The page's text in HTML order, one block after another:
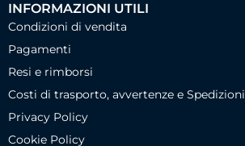
INFORMAZIONI UTILI
Condizioni di vendita
Pagamenti
Resi e rimborsi
Costi di trasporto, avvertenze e Spedizioni
Privacy Policy
Cookie Policy